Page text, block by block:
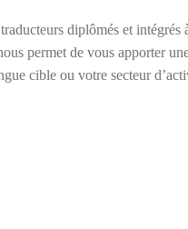
diplômés et intégrés
permet de vous apporter
cible ou votre secteur